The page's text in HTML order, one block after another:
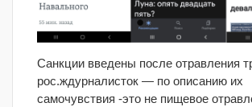
Санкции введены после отравления
рос.ждурналисток — по описанию их
самочувствия -это не пищевое